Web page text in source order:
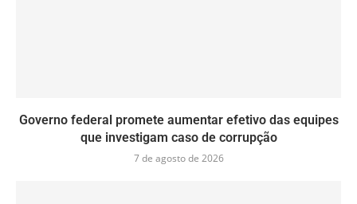
Governo federal promete aumentar efetivo das equipes
que investigam caso de corrupção
7 de agosto de 2026